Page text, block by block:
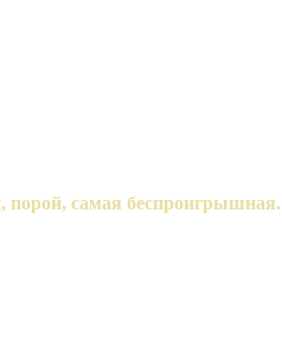
порой, самая беспроигрышная.